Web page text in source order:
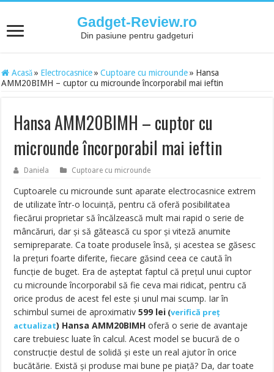
Gadget-Review.ro
Din pasiune pentru gadgeturi
Acasă » Electrocasnice » Cuptoare cu microunde » Hansa
AMM20BIMH – cuptor cu microunde încorporabil mai ieftin
Hansa AMM20BIMH – cuptor cu
microunde încorporabil mai ieftin
Daniela Cuptoare cu microunde
Cuptoarele cu microunde sunt aparate electrocasnice extrem
de utilizate într-o locuinţă, pentru că oferă posibilitatea
fiecărui proprietar să încălzească mult mai rapid o serie de
mâncăruri, dar şi să gătească cu spor şi viteză anumite
semipreparate. Ca toate produsele însă, şi acestea se găsesc
la preţuri foarte diferite, fiecare găsind ceea ce caută în
funcţie de buget. Era de aşteptat faptul că preţul unui cuptor
cu microunde încorporabil să fie ceva mai ridicat, pentru că
orice produs de acest fel este şi unul mai scump. Iar în
schimbul sumei de aproximativ599 lei (verifică preț
actualizat) Hansa AMM20BIMH oferă o serie de avantaje
care trebuiesc luate în calcul. Acest model se bucură de o
construcţie destul de solidă şi este un real ajutor în orice
bucătărie. Există şi produse mai bune pe piaţă? Da, dar toate